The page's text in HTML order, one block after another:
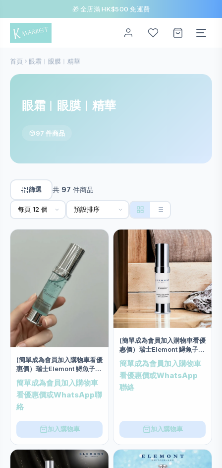
🎁 全店滿 HK$500 免運費
首頁 眼霜︱眼膜︱精華
眼霜︱眼膜︱精華
97 件商品
篩選 共 97 件商品
(簡單成為會員加入購物車看優
惠價）瑞士Elemont 鱘魚子眼
部修護精華 20ml
簡單成為會員加入購物車
看優惠價或WhatsApp聯
絡
加入購物車
(簡單成為會員加入購物車看優
惠價）瑞士Elemont 鱘魚子眼
部絲質補濕乳霜 (20毫升)
簡單成為會員加入購物車
看優惠價或WhatsApp
聯絡
加入購物車